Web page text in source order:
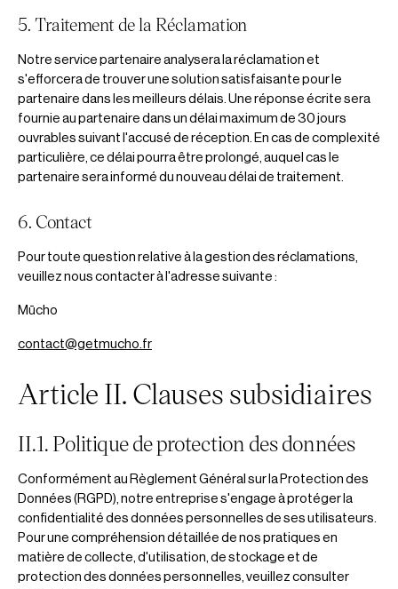
5. Traitement de la Réclamation
Notre service partenaire analysera la réclamation et
s'efforcera de trouver une solution satisfaisante pour le
partenaire dans les meilleurs délais. Une réponse écrite sera
fournie au partenaire dans un délai maximum de 30 jours
ouvrables suivant l'accusé de réception. En cas de complexité
particulière, ce délai pourra être prolongé, auquel cas le
partenaire sera informé du nouveau délai de traitement.
6. Contact
Pour toute question relative à la gestion des réclamations,
veuillez nous contacter à l'adresse suivante :
Mūcho
contact@getmucho.fr
Article II. Clauses subsidiaires
II.1. Politique de protection des données
Conformément au Règlement Général sur la Protection des
Données (RGPD), notre entreprise s'engage à protéger la
confidentialité des données personnelles de ses utilisateurs.
Pour une compréhension détaillée de nos pratiques en
matière de collecte, d'utilisation, de stockage et de
protection des données personnelles, veuillez consulter